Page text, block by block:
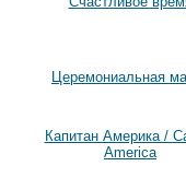
Церемониальная
Капитан Америка /
America